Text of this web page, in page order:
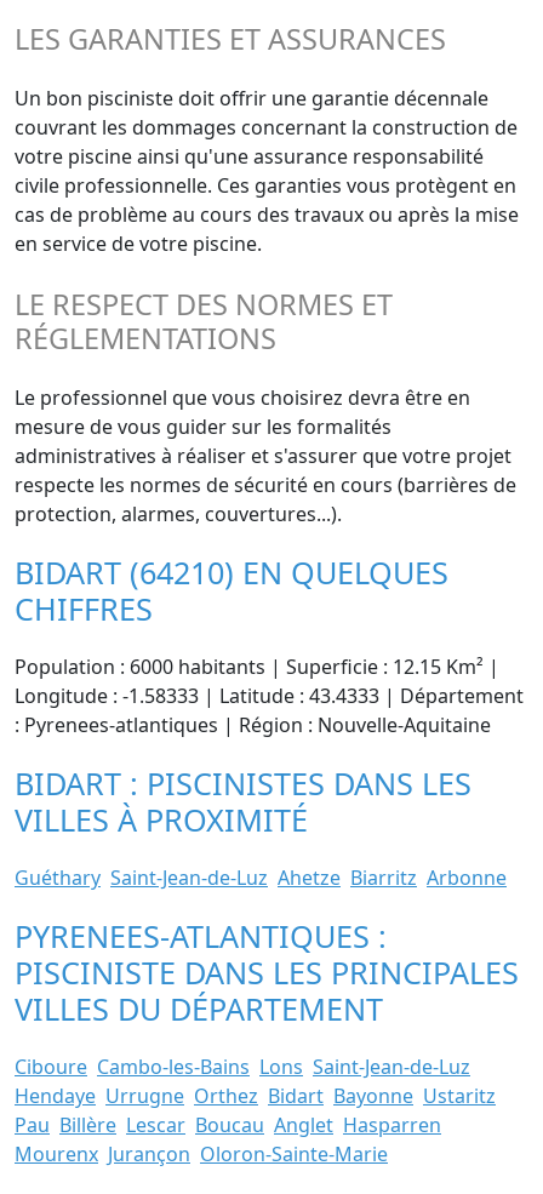
LES GARANTIES ET ASSURANCES
Un bon pisciniste doit offrir une garantie décennale
couvrant les dommages concernant la construction de
votre piscine ainsi qu'une assurance responsabilité
civile professionnelle. Ces garanties vous protègent en
cas de problème au cours des travaux ou après la mise
en service de votre piscine.
LE RESPECT DES NORMES ET
RÉGLEMENTATIONS
Le professionnel que vous choisirez devra être en
mesure de vous guider sur les formalités
administratives à réaliser et s'assurer que votre projet
respecte les normes de sécurité en cours (barrières de
protection, alarmes, couvertures...).
BIDART (64210) EN QUELQUES
CHIFFRES
Population : 6000 habitants | Superficie : 12.15 Km² |
Longitude : -1.58333 | Latitude : 43.4333 | Département
: Pyrenees-atlantiques | Région : Nouvelle-Aquitaine
BIDART : PISCINISTES DANS LES
VILLES À PROXIMITÉ
Guéthary Saint-Jean-de-Luz Ahetze Biarritz Arbonne
PYRENEES-ATLANTIQUES :
PISCINISTE DANS LES PRINCIPALES
VILLES DU DÉPARTEMENT
Ciboure Cambo-les-Bains Lons Saint-Jean-de-Luz
Hendaye Urrugne Orthez Bidart Bayonne Ustaritz
Pau Billère Lescar Boucau Anglet Hasparren
Mourenx Jurançon Oloron-Sainte-Marie